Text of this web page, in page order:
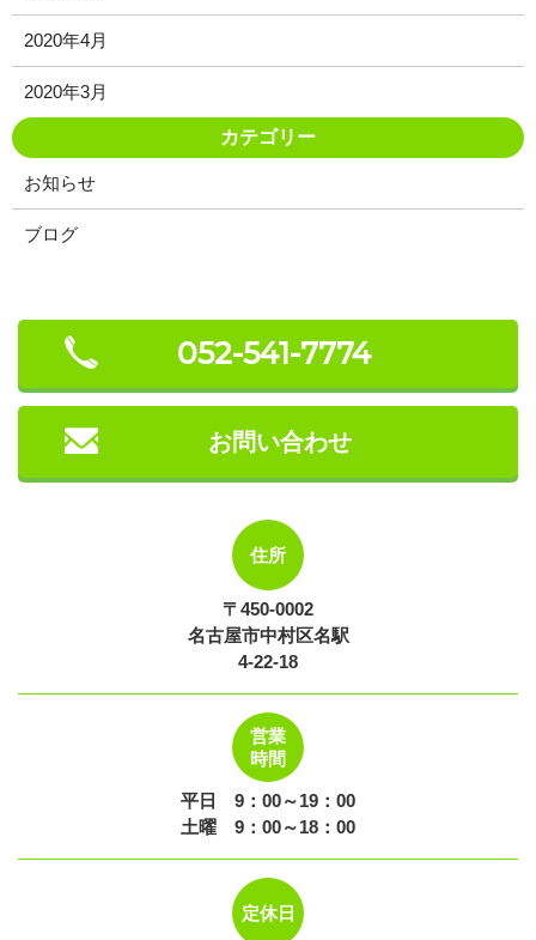
2020年4月
2020年3月
カテゴリー
お知らせ
ブログ
052-541-7774
お問い合わせ
住所
〒450-0002
名古屋市中村区名駅
4-22-18
営業
時間
平日 9：00～19：00
土曜 9：00～18：00
定休日